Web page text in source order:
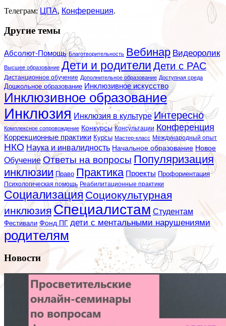
Телеграм: ЦПА, Конференция.
Другие темы
Абсолют-Помощь Благотворительность Вебинар Видеоролик
Высшее образование Дети и родители Дети с РАС
Дистанционное обучение Дополнительное образование Доступная среда
Дошкольное образование Инклюзивное искусство
Инклюзивное образование
Инклюзия Инклюзия в культуре Интересно
Комплексное сопровождение Конкурсы Консультации Конференция
Коррекционные практики Курсы Мастер-класс Международный опыт
НКО Наука и инвалидность Начальное образование Новое
Обучение Ответы на вопросы Популяризация
инклюзии Право Практика Проекты Профориентация
Психологическая помощь Реабилитационные практики
Социализация Социокультурная
инклюзияСпециалистам Студентам
Фестивали Фонд ПГ дети с ментальными нарушениями
родителям
Новости